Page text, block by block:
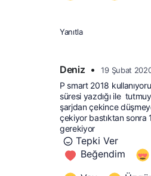
Yanıtla
Deniz • 19 Şubat
P smart 2018
süresi yazdığı ile
şarjdan çekince
çekiyor bastıktan sonra
gerekiyor
Tepki Ver
Beğendim